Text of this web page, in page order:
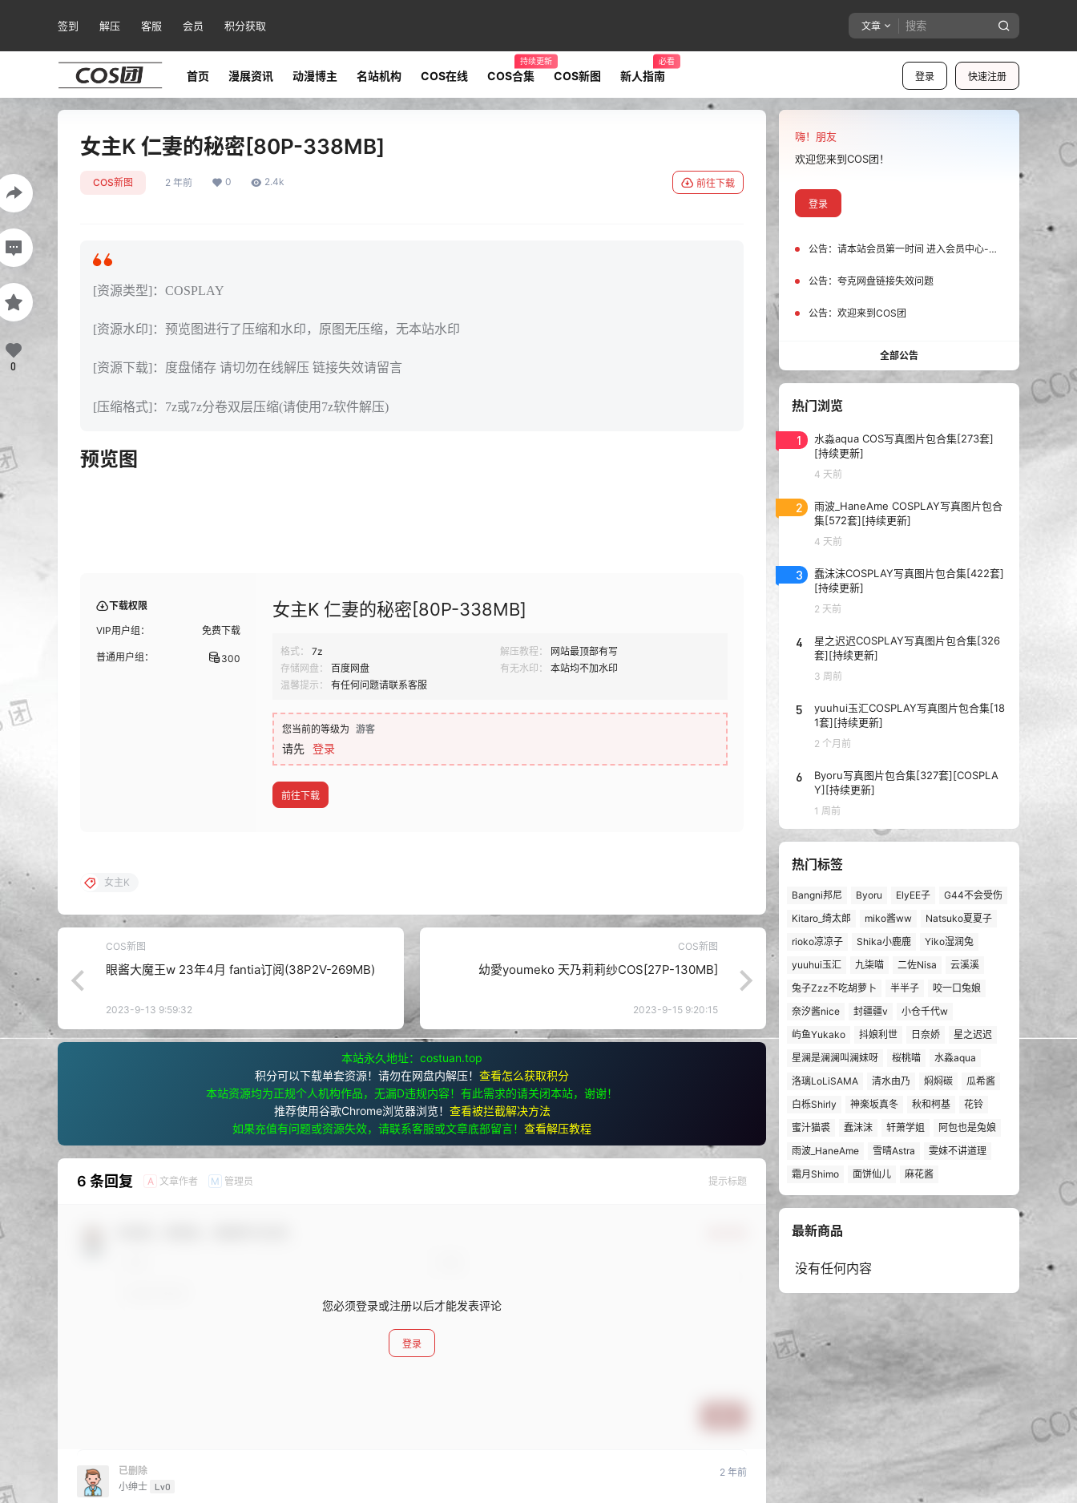
签到 解压 客服 会员 积分获取 文章
登录 快速注册
首页 漫展资讯 动漫博主 名站机构 COS在线 COS合集
持续更新
COS新图 新人指南
必看
女主K 仁妻的秘密[80P-338MB]
COS新图 2 年前 0 2.4k 前往下载
[资源类型]：COSPLAY
[资源水印]：预览图进行了压缩和水印，原图无压缩，无本站水印
[资源下载]：度盘储存 请切勿在线解压 链接失效请留言
[压缩格式]：7z或7z分卷双层压缩(请使用7z软件解压)
预览图
下载权限
VIP用户组： 免费下载
普通用户组： 300
女主K 仁妻的秘密[80P-338MB]
格式： 7z 解压教程：
网站最顶部有写
存储网盘：
百度网盘 有无水印：
本站均不加水印
温馨提示：
有任何问题请联系客服
您当前的等级为 游客
请先 登录
前往下载
0
女主K
COS新图
眼酱大魔王w 23年4月 fantia订阅(38P2V-269MB)
2023-9-13 9:59:32
COS新图
幼愛youmeko 天乃莉莉纱COS[27P-130MB]
2023-9-15 9:20:15
本站永久地址：costuan.top
积分可以下载单套资源！请勿在网盘内解压！ 查看怎么获取积分
本站资源均为正规个人机构作品，无漏D违规内容！有此需求的请关闭本站，谢谢！
推荐使用谷歌Chrome浏览器浏览！ 查看被拦截解决方法
如果充值有问题或资源失效，请联系客服或文章底部留言！ 查看解压教程
6 条回复 A 文章作者 M 管理员 提示标题
您必须登录或注册以后才能发表评论
登录
已删除
小绅士 Lv0
2 年前
嗨！朋友
欢迎您来到COS团！
登录
公告： 请本站会员第一时间 进入会员中心-我的设置中为您的账号绑定邮箱!
公告： 夸克网盘链接失效问题
公告： 欢迎来到COS团
全部公告
热门浏览
1
水淼aqua COS写真图片包合集[273套]
[持续更新]
4 天前
2
雨波_HaneAme COSPLAY写真图片包合
集[572套][持续更新]
4 天前
3
蠢沫沫COSPLAY写真图片包合集[422套]
[持续更新]
2 天前
4
星之迟迟COSPLAY写真图片包合集[326
套][持续更新]
3 周前
5
yuuhui玉汇COSPLAY写真图片包合集[18
1套][持续更新]
2 个月前
6
Byoru写真图片包合集[327套][COSPLA
Y][持续更新]
1 周前
热门标签
Bangni邦尼 Byoru ElyEE子
G44不会受伤
Kitaro_绮太郎
miko酱ww
Natsuko夏夏子
rioko凉凉子
Shika小鹿鹿
Yiko湿润兔
yuuhui玉汇
九柒喵 二佐Nisa
云溪溪
兔子Zzz不吃胡萝卜
半半子
咬一口兔娘
奈汐酱nice
封疆疆v
小仓千代w
屿鱼Yukako
抖娘利世 日奈娇
星之迟迟
星澜是澜澜叫澜妹呀
桜桃喵
水淼aqua
洛璃LoLiSAMA
清水由乃 焖焖碳
瓜希酱
白栎Shirly
神楽坂真冬 秋和柯基
花铃
蜜汁猫裘
蠢沫沫 轩萧学姐
阿包也是兔娘
雨波_HaneAme
雪晴Astra
雯妹不讲道理
霜月Shimo
面饼仙儿 麻花酱
最新商品
没有任何内容